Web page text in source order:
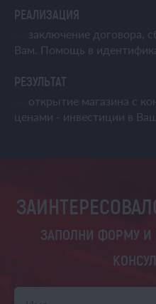
РЕАЛИЗАЦИЯ
заключение договора,
Вам. Помощь в
РЕЗУЛЬТАТ
открытие магазина с
ценами - инвестиции в
ЗАПОЛНИ ФОРМУ